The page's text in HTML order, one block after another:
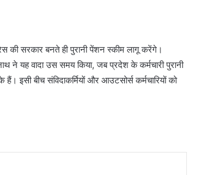
की सरकार बनते ही पुरानी पेंशन स्कीम लागू करेंगे।
यह वादा उस समय किया, जब प्रदेश के कर्मचारी पुरानी
इसी बीच संविदाकर्मियों और आउटसोर्स कर्मचारियों को